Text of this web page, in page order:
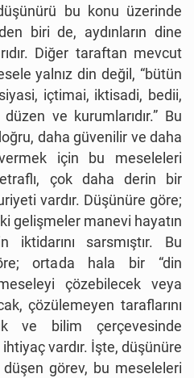
bu konu üzerinde
biri de, aydınların dine
Diğer taraftan mevcut
yalnız din değil, “bütün
içtimai, iktisadi, bedii,
ve kurumlarıdır.” Bu
daha güvenilir ve daha
için bu meseleleri
çok daha derin bir
vardır. Düşünüre göre;
gelişmeler manevi hayatın
iktidarını sarsmıştır. Bu
ortada hala bir “din
çözebilecek veya
çözülemeyen taraflarını
ve bilim çerçevesinde
vardır. İşte, düşünüre
görev, bu meseleleri